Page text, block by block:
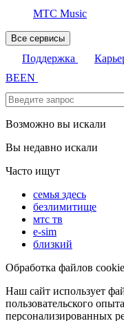
МТС Music
Все сервисы
Поддержка
BEEN
Возможно вы искали
Вы недавно искали
Часто ищут
семья здесь
безлимитище
мтс тв
e-sim
близкий
Обработка файлов cookie
Наш сайт использует
пользовательского
персонализированных